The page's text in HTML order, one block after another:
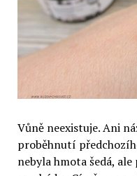
Vůně neexistuje. Ani
proběhnutí
nebyla hmota šedá,